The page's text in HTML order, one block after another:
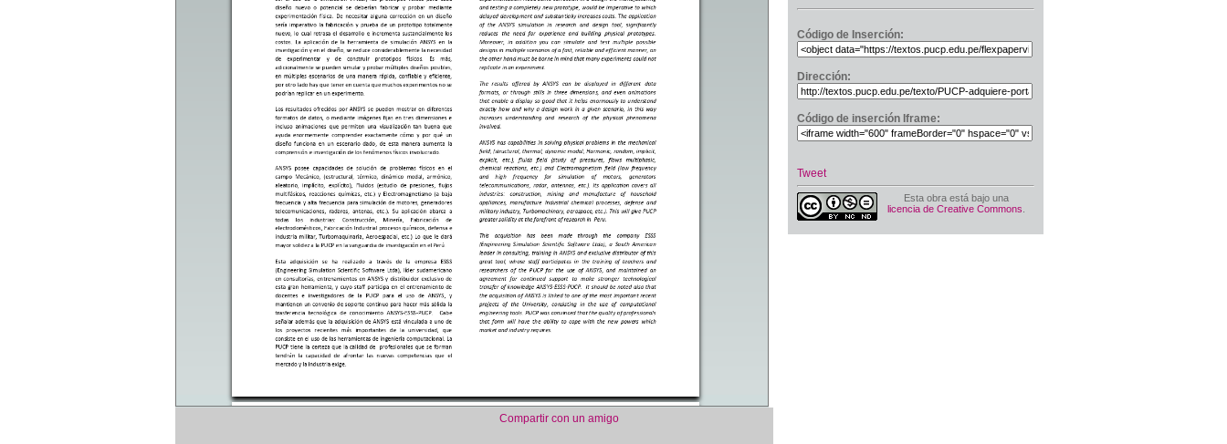
Código de Inserción:
Dirección:
Código de inserción Iframe:
Tweet
Esta obra está bajo una
licencia de Creative Commons
Compartir con un amigo